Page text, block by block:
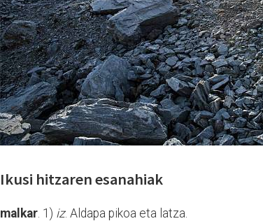
Ikusi hitzaren esanahiak
malkar . 1) iz. Aldapa pikoa eta latza.